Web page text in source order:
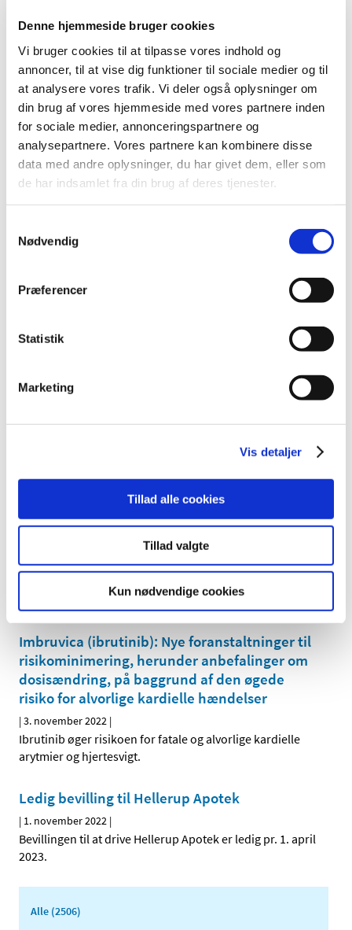
Denne hjemmeside bruger cookies
Vi bruger cookies til at tilpasse vores indhold og
annoncer, til at vise dig funktioner til sociale medier og til
at analysere vores trafik. Vi deler også oplysninger om
din brug af vores hjemmeside med vores partnere inden
for sociale medier, annonceringspartnere og
analysepartnere. Vores partnere kan kombinere disse
data med andre oplysninger, du har givet dem, eller som
de har indsamlet fra din brug af deres tjenester.
Nødvendig
Præferencer
Statistik
Marketing
Vis detaljer
Tillad alle cookies
Tillad valgte
Kun nødvendige cookies
steroide antiinflammatoriske midler)
|9. november 2022|
På baggrund af anbefaling fra den europæiske
bivirkningskomité PRAC har koordinationsgruppen for…
Nomegestrolacetat* og chlormadinonacetat:
Tiltag for at mindske risiko for meningeom
|8. november 2022 |
Der er en øget risiko for at udvikle meningeom (enkelt
eller multiple) efter brug af chlormadinonacetat eller…
MedSafetyWeek: Vigtigt at være opmærksom
|8. november 2022
Medicin, der sælges i Danmark, er sikker og velundersøgt
kliniske forsøg med lægemidler registreres i
den europæiske database EudraVigilance for
fremover at kunne indberette alvorlige…
I forbindelse med overgangen til den nye EU-forordning
for kliniske forsøg med lægemidler vil det ved…
Praksisændring for Lægemiddelstyrelsens
|4. november 2022|
Lægemiddelstyrelsen har påbegyndt implementering af
det elektroniske underskriftssystem (Penneo). Fra 1.
Imbruvica (ibrutinib): Nye foranstaltninger til
risikominimering, herunder anbefalinger om
dosisændring, på baggrund af den øgede
risiko for alvorlige kardielle hændelser
|3. november 2022 |
Ibrutinib øger risikoen for fatale og alvorlige kardielle
arytmier og hjertesvigt.
Ledig bevilling til Hellerup Apotek
| 1. november 2022 |
Bevillingen til at drive Hellerup Apotek er ledig pr. 1. april
2023.
Alle (2506)